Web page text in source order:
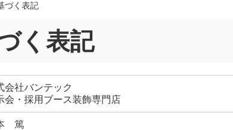
づく表記
く表記
会社バンテック
会・採用ブース装飾専門店
篤